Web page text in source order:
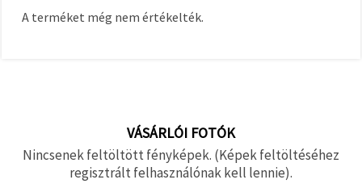
A terméket még nem értékelték.
VÁSÁRLÓI FOTÓK
Nincsenek feltöltött fényképek. (Képek feltöltéséhez
regisztrált felhasználónak kell lennie).